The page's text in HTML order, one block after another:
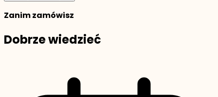
Zanim zamówisz
Dobrze wiedzieć